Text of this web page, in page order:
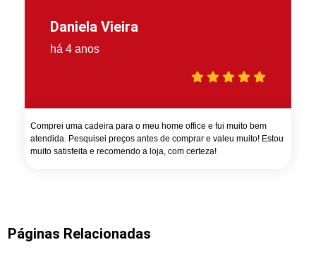
Daniela Vieira
há 4 anos
Comprei uma cadeira para o meu home office e fui muito bem
atendida. Pesquisei preços antes de comprar e valeu muito! Estou
muito satisfeita e recomendo a loja, com certeza!
Páginas Relacionadas